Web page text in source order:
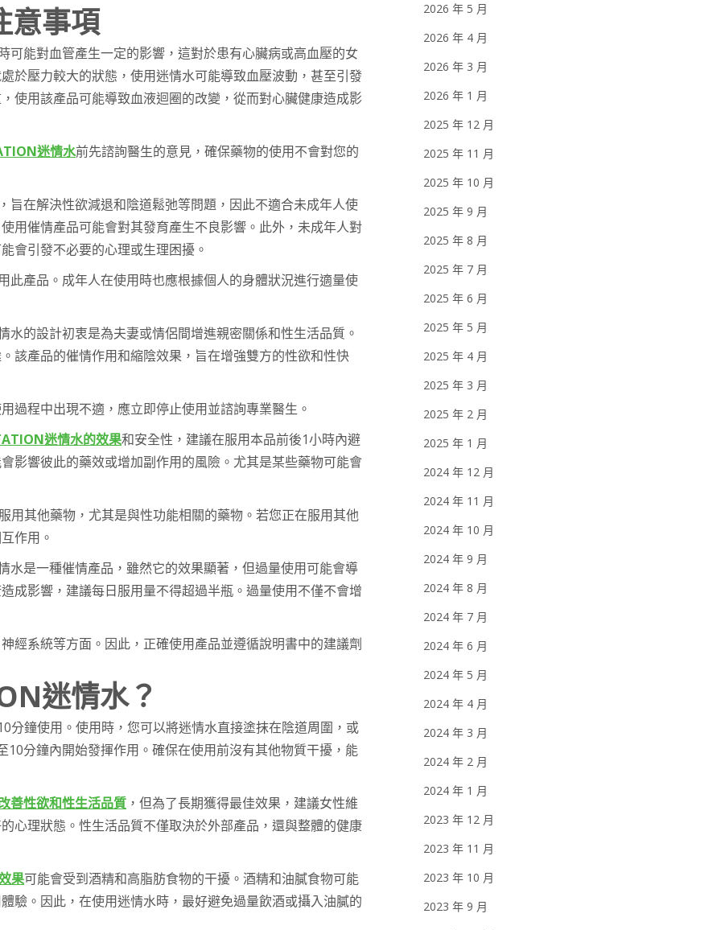
意事項
能對血管產生一定的影響，這對於患有心臟病或高血壓的女
於壓力較大的狀態，使用迷情水可能導致血壓波動，甚至引發
使用該產品可能導致血液迴圈的改變，從而對心臟健康造成影
迷情水前先諮詢醫生的意見，確保藥物的使用不會對您的
在解決性欲減退和陰道鬆弛等問題，因此不適合未成年人使
用催情產品可能會對其發育產生不良影響。此外，未成年人對
會引發不必要的心理或生理困擾。
產品。成年人在使用時也應根據個人的身體狀況進行適量使
的設計初衷是為夫妻或情侶間增進親密關係和性生活品質。
該產品的催情作用和縮陰效果，旨在增強雙方的性欲和性快
過程中出現不適，應立即停止使用並諮詢專業醫生。
迷情水的效果和安全性，建議在服用本品前後1小時內避
影響彼此的藥效或增加副作用的風險。尤其是某些藥物可能會
用其他藥物，尤其是與性功能相關的藥物。若您正在服用其他
作用。
是一種催情產品，雖然它的效果顯著，但過量使用可能會導
成影響，建議每日服用量不得超過半瓶。過量使用不僅不會增
經系統等方面。因此，正確使用產品並遵循說明書中的建議劑
迷情水？
鐘使用。使用時，您可以將迷情水直接塗抹在陰道周圍，或
分鐘內開始發揮作用。確保在使用前沒有其他物質干擾，能
善性欲和性生活品質 ，但為了長期獲得最佳效果，建議女性維
心理狀態。性生活品質不僅取決於外部產品，還與整體的健康
果可能會受到酒精和高脂肪食物的干擾。酒精和油膩食物可能
驗。因此，在使用迷情水時，最好避免過量飲酒或攝入油膩的
2026 年 5 月
2026 年 4 月
2026 年 3 月
2026 年 1 月
2025 年 12 月
2025 年 11 月
2025 年 10 月
2025 年 9 月
2025 年 8 月
2025 年 7 月
2025 年 6 月
2025 年 5 月
2025 年 4 月
2025 年 3 月
2025 年 2 月
2025 年 1 月
2024 年 12 月
2024 年 11 月
2024 年 10 月
2024 年 9 月
2024 年 8 月
2024 年 7 月
2024 年 6 月
2024 年 5 月
2024 年 4 月
2024 年 3 月
2024 年 2 月
2024 年 1 月
2023 年 12 月
2023 年 11 月
2023 年 10 月
2023 年 9 月